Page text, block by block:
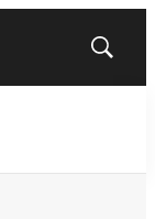
Mostrar